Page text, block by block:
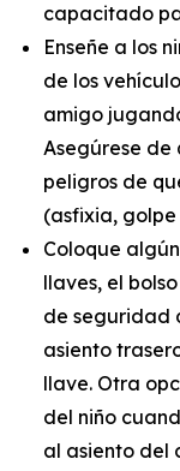
capacitado
Enseñe a los
de los
amigo
Asegúrese de
peligros de
(asfixia,
Coloque
llaves, el
de seguridad
asiento
llave. Otra
del niño
al asiento del